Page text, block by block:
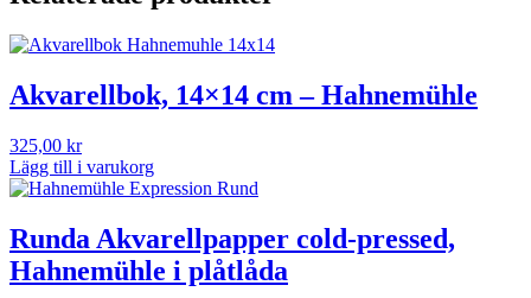
Akvarellbok, 14×14 cm – Hahnemühle
325,00 kr
Lägg till i varukorg
Runda Akvarellpapper cold-pressed,
Hahnemühle i plåtlåda